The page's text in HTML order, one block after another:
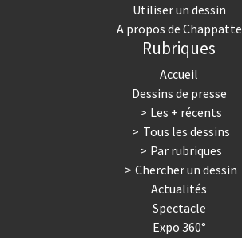
Utiliser un dessin
A propos de Chappatte
Rubriques
Accueil
Dessins de presse
Les + récents
Tous les dessins
Par rubriques
Chercher un dessin
Actualités
Spectacle
Expo 360°